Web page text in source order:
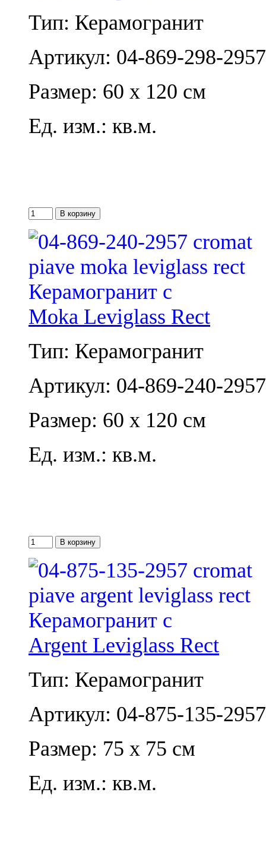
Тип: Керамогранит
Артикул: 04-869-298-2957
Размер: 60 x 120 см
Ед. изм.: кв.м.
Moka Leviglass Rect
Тип: Керамогранит
Артикул: 04-869-240-2957
Размер: 60 x 120 см
Ед. изм.: кв.м.
Argent Leviglass Rect
Тип: Керамогранит
Артикул: 04-875-135-2957
Размер: 75 x 75 см
Ед. изм.: кв.м.